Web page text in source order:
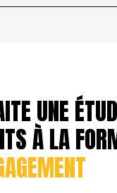
UNE
À LA